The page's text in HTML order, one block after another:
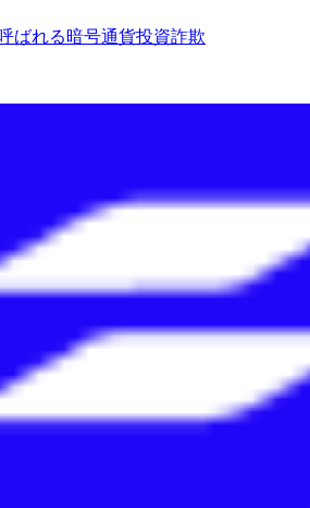
ばれる暗号通貨投資詐欺